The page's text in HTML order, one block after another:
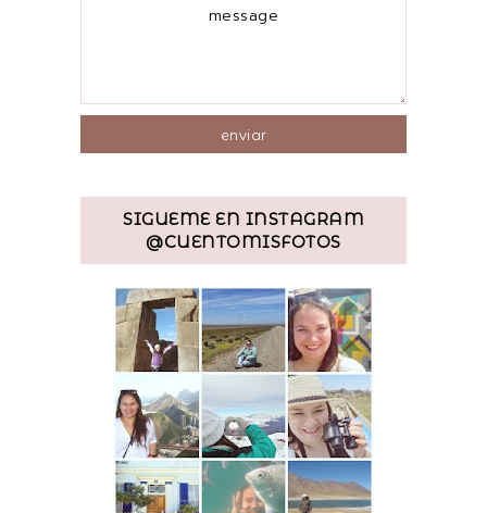
SIGUEME EN INSTAGRAM
@CUENTOMISFOTOS